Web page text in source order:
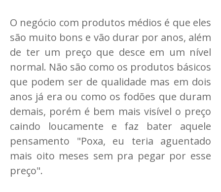
O negócio com produtos médios é que eles
são muito bons e vão durar por anos, além
de ter um preço que desce em um nível
normal. Não são como os produtos básicos
que podem ser de qualidade mas em dois
anos já era ou como os fodões que duram
demais, porém é bem mais visível o preço
caindo loucamente e faz bater aquele
pensamento "Poxa, eu teria aguentado
mais oito meses sem pra pegar por esse
preço".